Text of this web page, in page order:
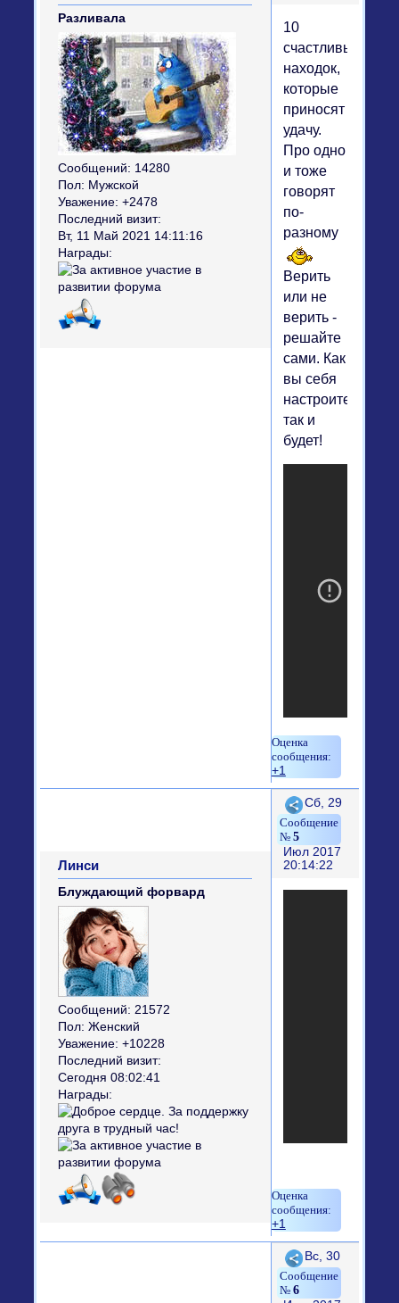
Разливала
Сообщений: 14280
Пол: Мужской
Уважение: +2478
Последний визит:
Вт, 11 Май 2021 14:11:16
Награды:
10
счастливых
находок,
которые
приносят
удачу.
Про одно
и тоже
говорят
по-
разному
Верить
или не
верить -
решайте
сами. Как
вы себя
настроите,
так и
будет!
+1
Поделиться
5
Сб, 29
Июл 2017
20:14:22
Линси
Блуждающий форвард
Сообщений: 21572
Пол: Женский
Уважение: +10228
Последний визит:
Сегодня 08:02:41
Награды:
+1
Поделиться
6
Вс, 30